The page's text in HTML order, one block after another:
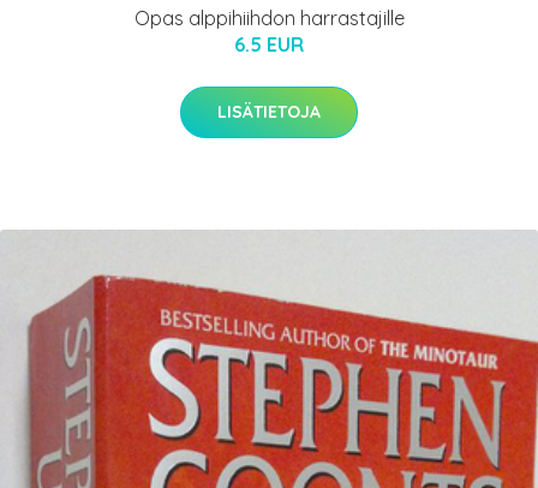
Opas alppihiihdon harrastajille
6.5 EUR
LISÄTIETOJA